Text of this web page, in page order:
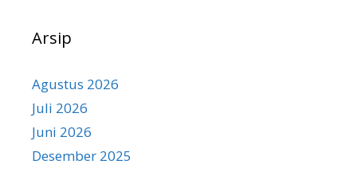
Arsip
Agustus 2026
Juli 2026
Juni 2026
Desember 2025